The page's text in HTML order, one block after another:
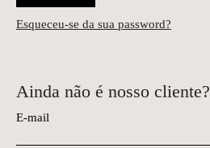
Esqueceu-se da sua password?
Ainda não é nosso cliente?
E-mail